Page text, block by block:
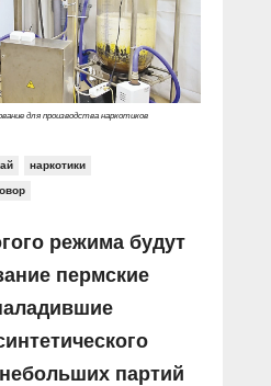
для производства наркотиков
наркотики
режима будут
пермские
партий